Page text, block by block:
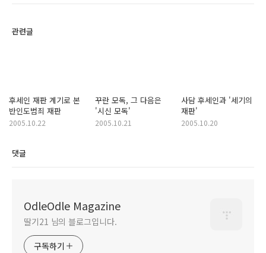
관련글
후세인 재판 계기로 본
반인도범죄 재판
2005.10.22
꾸란 모독, 그 다음은
'시신 모독'
2005.10.21
사담 후세인과 '세기의
재판'
2005.10.20
댓글
OdleOdle Magazine
딸기21 님의 블로그입니다.
구독하기